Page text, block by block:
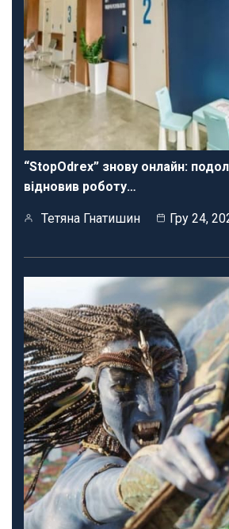
“StopOdrex” знову онлайн:
відновив роботу…
Тетяна Гнатишин Гру 24,